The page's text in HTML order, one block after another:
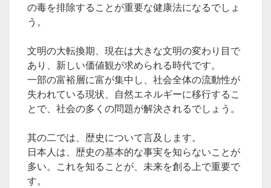
の毒を排除することが重要な健康法になるでしょ
う。
文明の大転換期、現在は大きな文明の変わり目で
あり、新しい価値観が求められる時代です。
一部の富裕層に富が集中し、社会全体の流動性が
失われている現状、自然エネルギーに移行するこ
とで、社会の多くの問題が解決されるでしょう。
其の二では、歴史について言及します。
日本人は、歴史の基本的な事実を知らないことが
多い。これを知ることが、未来を創る上で重要で
す。